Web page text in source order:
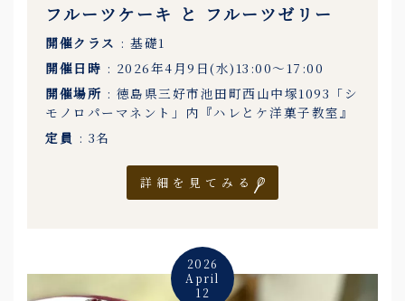
フルーツケーキ と フルーツゼリー
開催クラス : 基礎1
開催日時 : 2026年4月9日(水)13:00〜17:00
開催場所 : 徳島県三好市池田町西山中塚1093「シ
モノロパーマネント」内『ハレとケ洋菓子教室』
定員 : 3名
詳細を見てみる
2026
April
12